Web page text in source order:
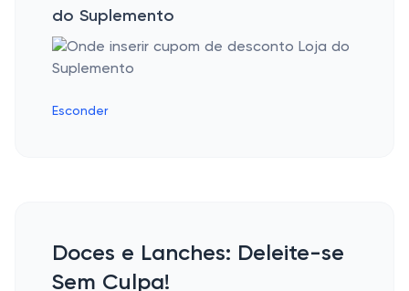
do Suplemento
Esconder
Doces e Lanches: Deleite-se
Sem Culpa!